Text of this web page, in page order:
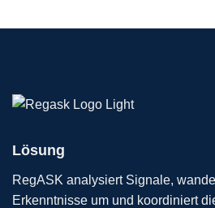
Lösung
RegASK analysiert Signale,
Erkenntnisse um und koordiniert